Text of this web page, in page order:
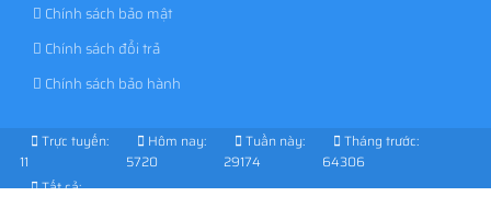
Chính sách bảo mật
Chính sách đổi trả
Chính sách bảo hành
Trực tuyến:
11
Hôm nay:
5720
Tuần này:
29174
Tháng trước:
64306
Tất cả: